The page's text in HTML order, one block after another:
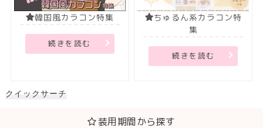
韓国風カラコン特集
続きを読む
ちゅるん系カラコン特
集
続きを読む
クイックサーチ
装用期間から探す